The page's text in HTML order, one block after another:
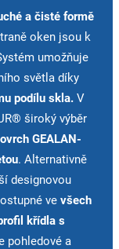
a čisté formě
oken jsou k
umožňuje
světla díky
podílu skla. V
široký výběr
GEALAN-
. Alternativně
designovou
ve všech
křídla s
pohledové a